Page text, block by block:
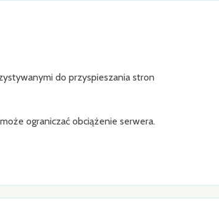
do przyspieszania stron
ograniczać obciążenie serwera.